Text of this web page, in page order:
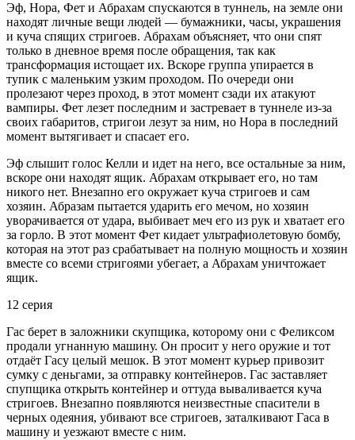
Эф, Нора, Фет и Абрахам спускаются в туннель, на земле они
находят личные вещи людей — бумажники, часы, украшения
и куча спящих стригоев. Абрахам объясняет, что они спят
только в дневное время после обращения, так как
трансформация истощает их. Вскоре группа упирается в
тупик с маленьким узким проходом. По очереди они
пролезают через проход, в этот момент сзади их атакуют
вампиры. Фет лезет последним и застревает в туннеле из-за
своих габаритов, стригои лезут за ним, но Нора в последний
момент вытягивает и спасает его.
Эф слышит голос Келли и идет на него, все остальные за ним,
вскоре они находят ящик. Абрахам открывает его, но там
никого нет. Внезапно его окружает куча стригоев и сам
хозяин. Абразам пытается ударить его мечом, но хозяин
уворачивается от удара, выбивает меч его из рук и хватает его
за горло. В этот момент Фет кидает ультрафиолетовую бомбу,
которая на этот раз срабатывает на полную мощность и хозяин
вместе со всеми стригоями убегает, а Абрахам уничтожает
ящик.
12 серия
Гас берет в заложники скупщика, которому они с Феликсом
продали угнанную машину. Он просит у него оружие и тот
отдаёт Гасу целый мешок. В этот момент курьер привозит
сумку с деньгами, за отправку контейнеров. Гас заставляет
спупщика открыть контейнер и оттуда вываливается куча
стригоев. Внезапно появляются неизвестные спасители в
черных одеяния, убивают все стригоев, заталкивают Гаса в
машину и уезжают вместе с ним.